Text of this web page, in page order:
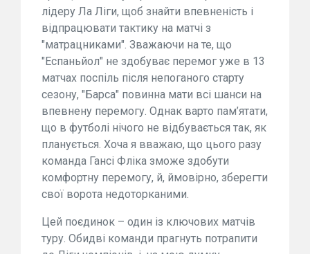
лідеру Ла Ліги, щоб знайти впевненість і
відпрацювати тактику на матчі з
"матрацниками". Зважаючи на те, що
"Еспаньйол" не здобуває перемог уже в 13
матчах поспіль після непоганого старту
сезону, "Барса" повинна мати всі шанси на
впевнену перемогу. Однак варто пам’ятати,
що в футболі нічого не відбувається так, як
планується. Хоча я вважаю, що цього разу
команда Гансі Фліка зможе здобути
комфортну перемогу, й, ймовірно, зберегти
свої ворота недоторканими.
Цей поєдинок – один із ключових матчів
туру. Обидві команди прагнуть потрапити